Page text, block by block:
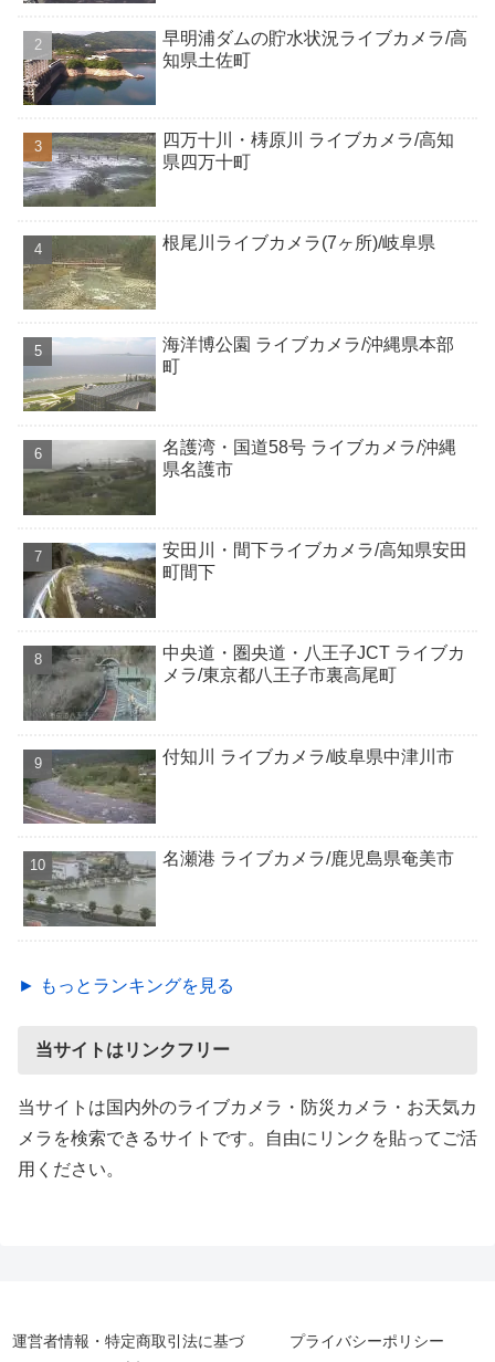
早明浦ダムの貯水状況ライブカメラ/高
知県土佐町
四万十川・梼原川 ライブカメラ/高知
県四万十町
根尾川ライブカメラ(7ヶ所)/岐阜県
海洋博公園 ライブカメラ/沖縄県本部
町
名護湾・国道58号 ライブカメラ/沖縄
県名護市
安田川・間下ライブカメラ/高知県安田
町間下
中央道・圏央道・八王子JCT ライブカ
メラ/東京都八王子市裏高尾町
付知川 ライブカメラ/岐阜県中津川市
名瀬港 ライブカメラ/鹿児島県奄美市
► もっとランキングを見る
当サイトはリンクフリー
当サイトは国内外のライブカメラ・防災カメラ・お天気カ
メラを検索できるサイトです。自由にリンクを貼ってご活
用ください。
運営者情報・特定商取引法に基づ
プライバシーポリシー